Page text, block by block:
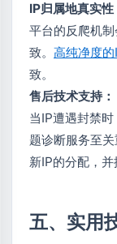
IP归属地真实性
平台的反爬机
致。 高纯净度的
致。
售后技术支持：
当IP遭遇封禁
题诊断服务至
新IP的分配，并
五、实用